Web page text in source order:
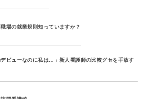
場の就業規則知っていますか？
デビューなのに私は…」新人看護師の比較グセを手放す